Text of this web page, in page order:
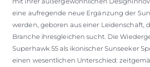
eine aufregende neue Ergänzung der
werden, geboren aus einer Leidenschaft,
Branche ihresgleichen sucht. Die
Superhawk 55 als ikonischer Sunseeker
einen wesentlichen Unterschied: